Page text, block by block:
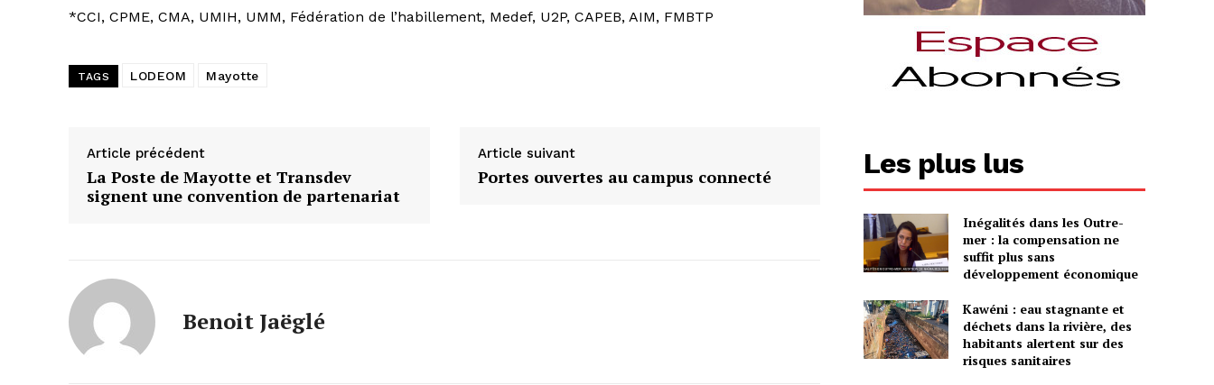
*CCI, CPME, CMA, UMIH, UMM, Fédération de l’habillement, Medef, U2P, CAPEB, AIM, FMBTP
TAGS LODEOM Mayotte
Article précédent
La Poste de Mayotte et Transdev
signent une convention de partenariat
Article suivant
Portes ouvertes au campus connecté
Benoit Jaëglé
Les plus lus
Inégalités dans les Outre-
mer : la compensation ne
suffit plus sans
développement économique
Kawéni : eau stagnante et
déchets dans la rivière, des
habitants alertent sur des
risques sanitaires